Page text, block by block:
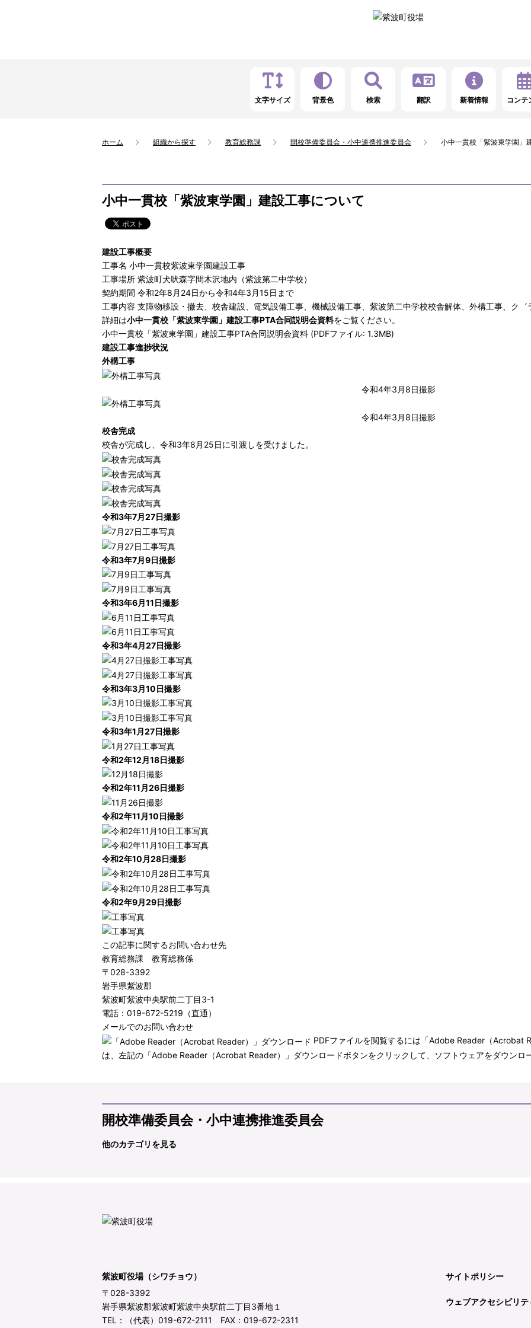
文字サイズ 背景色 検索 翻訳 新着情報 コンテ
ホーム 組織から探す 教育総務課 開校準備委員会・小中連携推進委員会 小中一貫校「紫波東学園」
小中一貫校「紫波東学園」建設工事について
建設工事概要
工事名 小中一貫校紫波東学園建設工事
工事場所 紫波町犬吠森字間木沢地内（紫波第二中学校）
契約期間 令和2年8月24日から令和4年3月15日まで
工事内容 支障物移設・撤去、校舎建設、電気設備工事、機械設備工事、紫波第二中学校校舎解体、外構工事、ク゛
詳細は小中一貫校「紫波東学園」建設工事PTA合同説明会資料をご覧ください。
小中一貫校「紫波東学園」建設工事PTA合同説明会資料 (PDFファイル: 1.3MB)
建設工事進捗状況
外構工事
令和4年3月8日撮影
令和4年3月8日撮影
校舎完成
校舎が完成し、令和3年8月25日に引渡しを受けました。
令和3年7月27日撮影
令和3年7月9日撮影
令和3年6月11日撮影
令和3年4月27日撮影
令和3年3月10日撮影
令和3年1月27日撮影
令和2年12月18日撮影
令和2年11月26日撮影
令和2年11月10日撮影
令和2年10月28日撮影
令和2年9月29日撮影
この記事に関するお問い合わせ先
教育総務課 教育総務係
〒028-3392
岩手県紫波郡
紫波町紫波中央駅前二丁目3-1
電話：019-672-5219（直通）
メールでのお問い合わせ
PDFファイルを閲覧するには「Adobe Reader（Acrobat
は、左記の「Adobe Reader（Acrobat Reader）」ダウンロードボタンをクリックして、ソフトウェアをダウンロ
開校準備委員会・小中連携推進委員会
他のカテゴリを見る
紫波町役場（シワチョウ）
〒028-3392
岩手県紫波郡紫波町紫波中央駅前二丁目3番地１
TEL：（代表）019-672-2111 FAX：019-672-2311
サイトポリシー
ウェブアクセシビリテ